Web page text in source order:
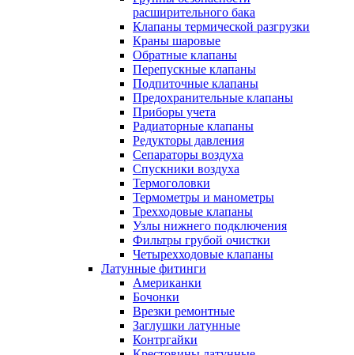
расширительного бака
Клапаны термической разгрузки
Краны шаровые
Обратные клапаны
Перепускные клапаны
Подпиточные клапаны
Предохранительные клапаны
Приборы учета
Радиаторные клапаны
Редукторы давления
Сепараторы воздуха
Спускники воздуха
Термоголовки
Термометры и манометры
Трехходовые клапаны
Узлы нижнего подключения
Фильтры грубой очистки
Четырехходовые клапаны
Латунные фитинги
Американки
Бочонки
Врезки ремонтные
Заглушки латунные
Контргайки